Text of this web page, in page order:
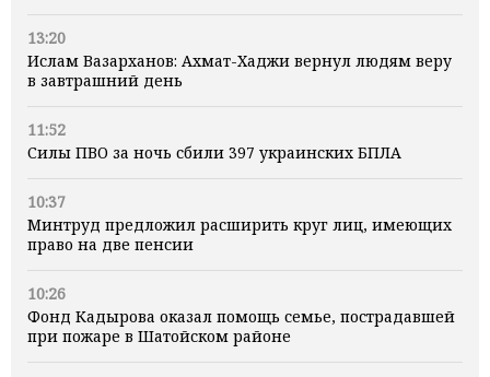
13:20
Ислам Вазарханов: Ахмат-Хаджи вернул людям веру
в завтрашний день
11:52
Силы ПВО за ночь сбили 397 украинских БПЛА
10:37
Минтруд предложил расширить круг лиц, имеющих
право на две пенсии
10:26
Фонд Кадырова оказал помощь семье, пострадавшей
при пожаре в Шатойском районе